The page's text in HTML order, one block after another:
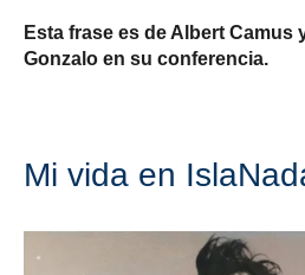
Esta frase es de Albert Camus
Gonzalo en su conferencia.
Mi vida en